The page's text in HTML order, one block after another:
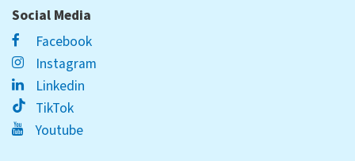
Social Media
Facebook
Instagram
Linkedin
TikTok
Youtube